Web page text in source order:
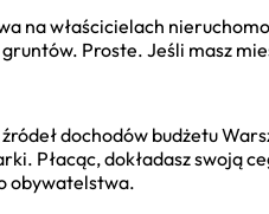
na właścicielach
Proste. Jeśli masz
dochodów budżetu
Płacąc, dokładasz swoją
obywatelstwa.